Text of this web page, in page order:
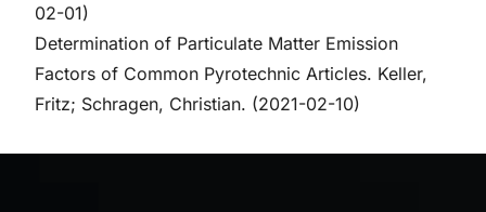
02-01)
Determination of Particulate Matter Emission
Factors of Common Pyrotechnic Articles. Keller,
Fritz; Schragen, Christian. (2021-02-10)